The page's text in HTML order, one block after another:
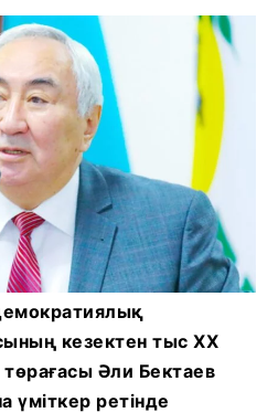
кезектен тыс ХХ
төрағасы Әли Бектаев
үміткер ретінде